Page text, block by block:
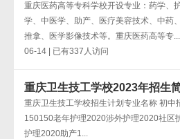
重庆医药高等专科学校开设专业：药学、
学、中医学、助产、医疗美容技术、中药
推拿、医学影像技术等。重庆医药高等专...
06-14 | 已有337人访问
重庆卫生技工学校2023年招生
重庆卫生技工学校招生计划专业名称 初中
150150老年护理2020涉外护理2020社区
护理2020助产1...